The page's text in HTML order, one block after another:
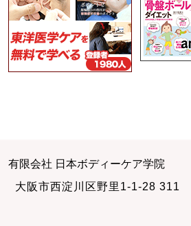
有限会社 日本ボディーケア学院
大阪市西淀川区野里1-1-28 311